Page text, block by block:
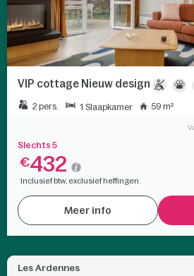
VIP cottage Nieuw design
2 pers. 1 Slaapkamer 59 m²
Slechts 5
€432
Inclusief btw, exclusief heffingen.
Meer info
Les Ardennes